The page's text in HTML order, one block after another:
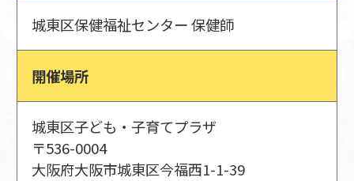
城東区保健福祉センター 保健師
開催場所
城東区子ども・子育てプラザ
〒536-0004
大阪府大阪市城東区今福西1-1-39